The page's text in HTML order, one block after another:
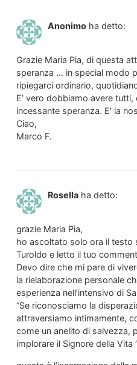
Anonimo ha detto:
Grazie Maria Pia, di questa
speranza … in special modo
ripiegarci ordinario,
E’ vero dobbiamo avere tutti,
incessante speranza. E’ la
Ciao,
Marco F.
Rosella ha detto:
grazie Maria Pia,
ho ascoltato solo ora il testo
Turoldo e letto il tuo
Devo dire che mi pare di
la rielaborazione personale
esperienza nell’intensivo di
“Se riconosciamo la
attraversiamo intimamente,
come un anelito di salvezza,
implorare il Signore della Vita